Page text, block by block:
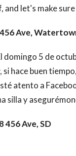
and let's make
Ave,
domingo 5 de
si hace buen
atento a
silla y
456 Ave, SD